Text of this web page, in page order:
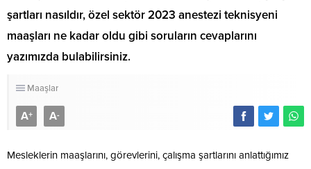
şartları nasıldır, özel sektör 2023 anestezi teknisyeni
maaşları ne kadar oldu gibi soruların cevaplarını
yazımızda bulabilirsiniz.
Maaşlar
A+ A-
Mesleklerin maaşlarını, görevlerini, çalışma şartlarını anlattığımız